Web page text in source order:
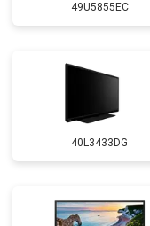
49U5855EC
40L3433DG